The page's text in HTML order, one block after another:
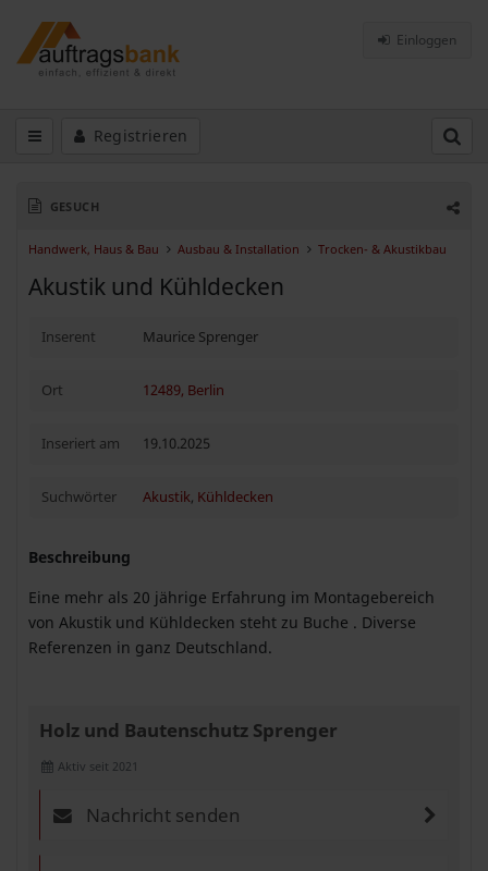
Einloggen
Registrieren
GESUCH
Handwerk, Haus & Bau Ausbau & Installation Trocken- & Akustikbau
Akustik und Kühldecken
Inserent Maurice Sprenger
Ort 12489, Berlin
Inseriert am 19.10.2025
Suchwörter Akustik, Kühldecken
Beschreibung
Eine mehr als 20 jährige Erfahrung im Montagebereich
von Akustik und Kühldecken steht zu Buche . Diverse
Referenzen in ganz Deutschland.
Holz und Bautenschutz Sprenger
Aktiv seit 2021
Nachricht senden